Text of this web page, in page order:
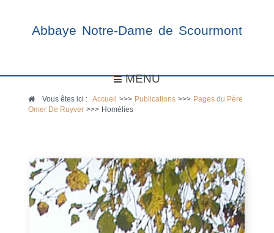
Abbaye Notre-Dame de Scourmont
MENU
Vous êtes ici :Accueil >>> Publications >>> Pages du Père
Omer De Ruyver >>> Homélies